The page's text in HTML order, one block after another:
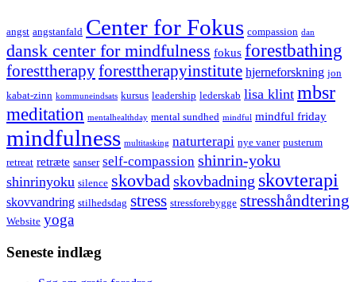
angst angstanfald Center for Fokus compassion dan
dansk center for mindfulness fokus forestbathing
foresttherapyforesttherapyinstitute hjerneforskning jon
kabat-zinn kommuneindsats kursus leadership lederskab lisa klint mbsr
meditation mentalhealthday mental sundhed mindful mindful friday
mindfulness multitasking naturterapi nye vaner pusterum
retreat retræte sanser self-compassion shinrin-yoku
shinrinyoku silence skovbadskovbadning skovterapi
skovvandring stilhedsdag stress stressforebygge stresshåndtering
Website yoga
Seneste indlæg